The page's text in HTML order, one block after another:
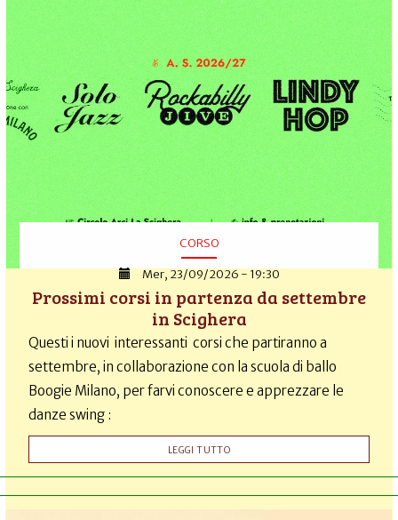
CORSO
Mer, 23/09/2026 - 19:30
Prossimi corsi in partenza da settembre
in Scighera
Questi i nuovi interessanti corsi che partiranno a
settembre, in collaborazione con la scuola di ballo
Boogie Milano, per farvi conoscere e apprezzare le
danze swing :
LEGGI TUTTO